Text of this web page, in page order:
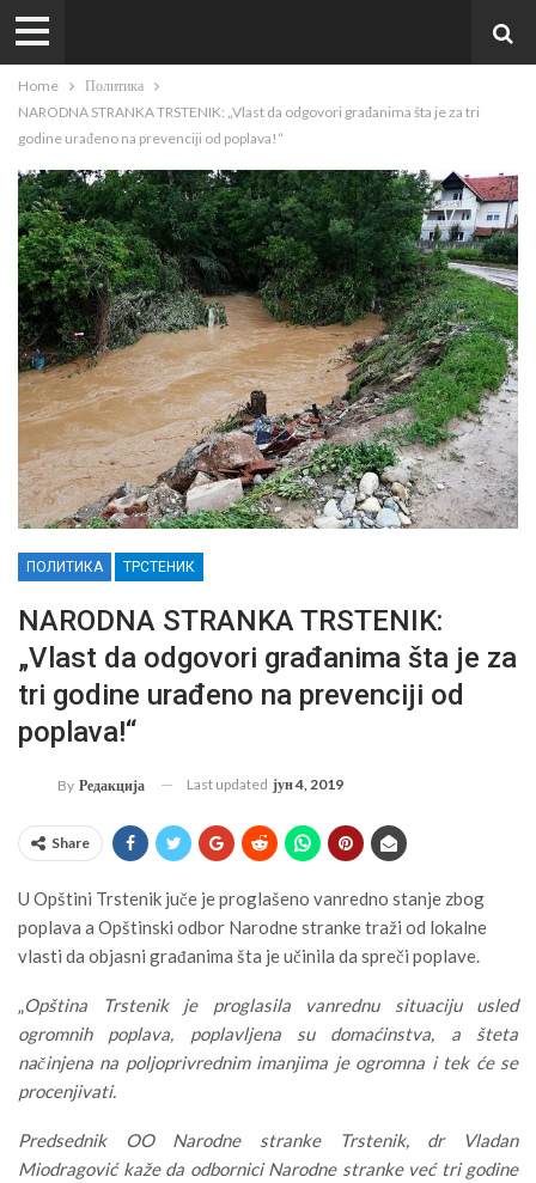
Home
Политика
NARODNA STRANKA TRSTENIK: „Vlast da odgovori građanima šta je za tri
godine urađeno na prevenciji od poplava!“
ПОЛИТИКА ТРСТЕНИК
NARODNA STRANKA TRSTENIK:
„Vlast da odgovori građanima šta je za
tri godine urađeno na prevenciji od
poplava!“
By Редакција Last updated јун 4, 2019
Share
U Opštini Trstenik juče je proglašeno vanredno stanje zbog
poplava a Opštinski odbor Narodne stranke traži od lokalne
vlasti da objasni građanima šta je učinila da spreči poplave.
Opština Trstenik je proglasila vanrednu situaciju usled
ogromnih poplava, poplavljena su domaćinstva, a šteta
načinjena na poljoprivrednim imanjima je ogromna i tek će se
procenjivati.
Predsednik OO Narodne stranke Trstenik, dr Vladan
Miodragović kaže da odbornici Narodne stranke već tri godine